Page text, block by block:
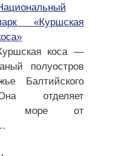
«Куршская
коса —
полуостров
Балтийского
отделяет
море от